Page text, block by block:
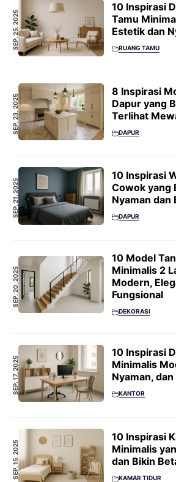
SEP. 25, 2025
10 Inspirasi
Tamu
Estetik dan
RUANG TAMU
SEP. 23, 2025
8 Inspirasi
Dapur yang
Terlihat
DAPUR
SEP. 21, 2025
10 Inspirasi
Cowok yang
Nyaman dan
DAPUR
SEP. 20, 2025
10 Model
Minimalis 2
Modern,
Fungsional
DEKORASI
SEP. 17, 2025
10 Inspirasi
Minimalis
Nyaman,
KANTOR
SEP. 15, 2025
10 Inspirasi
Minimalis
dan Bikin
KAMAR TIDUR